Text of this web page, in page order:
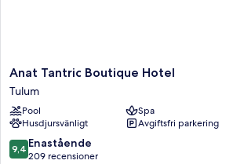
Anat
Tantric
Boutique
Hotel
Tulum
Anat Tantric Boutique Hotel
Tulum
Pool
Spa
Husdjursvänligt
Avgiftsfri parkering
9.4
av
9,4 Enastående
209 recensioner